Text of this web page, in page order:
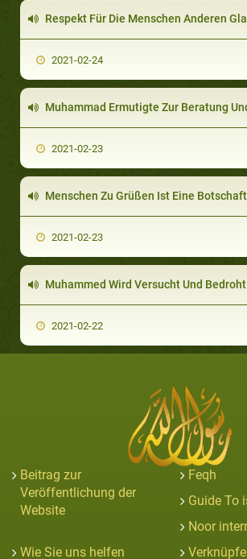
Respekt Für Die Menschen Anderen
2021-02-24
Muhammad Ermutigte Zur Beratung Und Zur Schura
2021-02-23
Menschen Zu Grüßen Ist Eine
2021-02-23
Muhammed Wird Versucht Und Bedroht
2021-02-22
Beitrag zur
Veröffentlichung der
Website
Feqh
Guide To
Noor
Wie Sie uns helfen